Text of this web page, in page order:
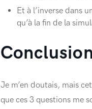
Et à l’inverse dans
qu’à la fin de la
Je m’en doutais, mais
que ces 3 questions me